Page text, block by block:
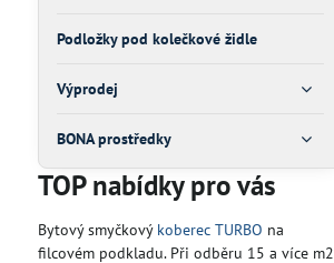
Podložky pod kolečkové židle
Výprodej
BONA prostředky
TOP nabídky pro vás
Bytový smyčkový koberec TURBO na
filcovém podkladu. Při odběru 15 a více m2